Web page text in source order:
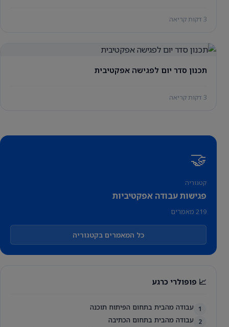
3 דקות קריאה
תכנון סדר יום לפגישה אפקטיבית
3 דקות קריאה
🤝
קטגוריה
פגישות עבודה אפקטיביות
219 מאמרים
כל המאמרים בקטגוריה
📈 פופולרי כרגע
1 עבודה מהבית בתחום הפיתוח תוכנה
2 עבודה מהבית בתחום הכתיבה